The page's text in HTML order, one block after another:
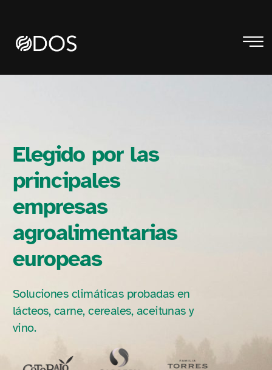
Elegido por las
principales
empresas
agroalimentarias
europeas
Soluciones climáticas probadas en
lácteos, carne, cereales, aceitunas y
vino.